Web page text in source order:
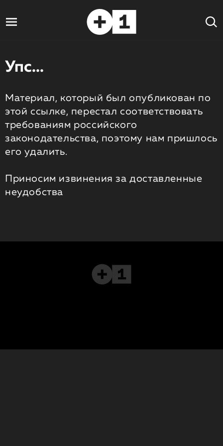
Упс...
Материал, который был опубликован по
этой ссылке, перестал соответствовать
требованиям российского
законодательства, поэтому нам пришлось
его удалить.
Приносим извинения за доставленные
неудобства